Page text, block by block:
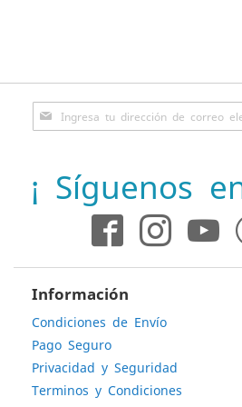
Inscríbase
a
de
noticias:
¡ Síguenos
Información
Condiciones de Envío
Pago Seguro
Privacidad y Seguridad
Terminos y Condiciones